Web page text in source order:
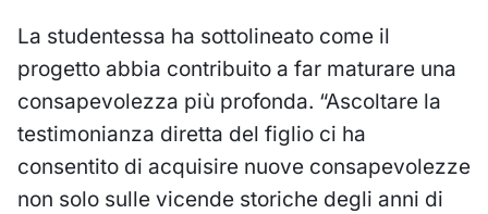
La studentessa ha sottolineato come il
progetto abbia contribuito a far maturare una
consapevolezza più profonda. “Ascoltare la
testimonianza diretta del figlio ci ha
consentito di acquisire nuove consapevolezze
non solo sulle vicende storiche degli anni di